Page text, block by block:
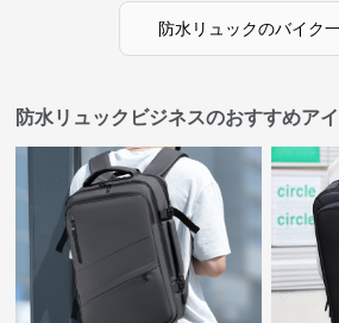
防水リュックのバイク
防水リュックビジネスのおすすめア